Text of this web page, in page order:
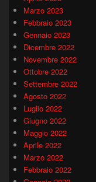
Marzo 2023
Febbraio 2023
Gennaio 2023
Dicembre 2022
Novembre 2022
Ottobre 2022
Settembre 2022
Agosto 2022
Luglio 2022
Giugno 2022
Maggio 2022
Aprile 2022
Marzo 2022
Febbraio 2022